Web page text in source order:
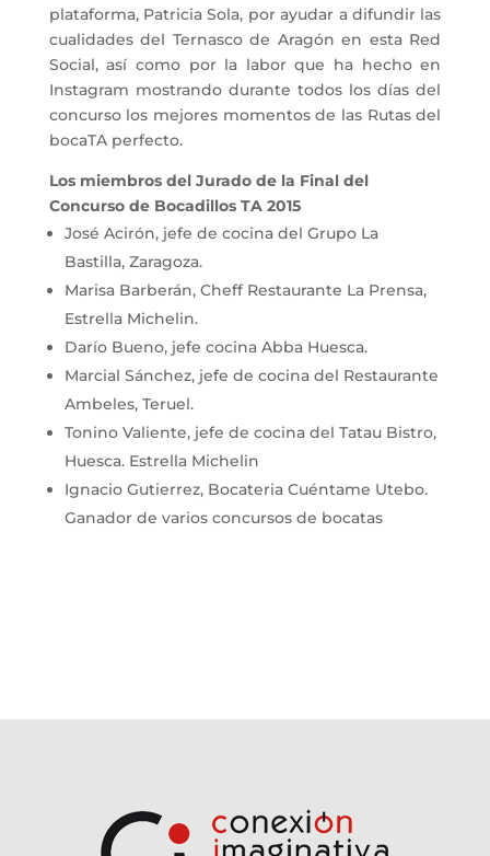
plataforma, Patricia Sola, por ayudar a difundir las
cualidades del Ternasco de Aragón en esta Red
Social, así como por la labor que ha hecho en
Instagram mostrando durante todos los días del
concurso los mejores momentos de las Rutas del
bocaTA perfecto.
Los miembros del Jurado de la Final del
Concurso de Bocadillos TA 2015
José Acirón, jefe de cocina del Grupo La
Bastilla, Zaragoza.
Marisa Barberán, Cheff Restaurante La Prensa,
Estrella Michelin.
Darío Bueno, jefe cocina Abba Huesca.
Marcial Sánchez, jefe de cocina del Restaurante
Ambeles, Teruel.
Tonino Valiente, jefe de cocina del Tatau Bistro,
Huesca. Estrella Michelin
Ignacio Gutierrez, Bocateria Cuéntame Utebo.
Ganador de varios concursos de bocatas